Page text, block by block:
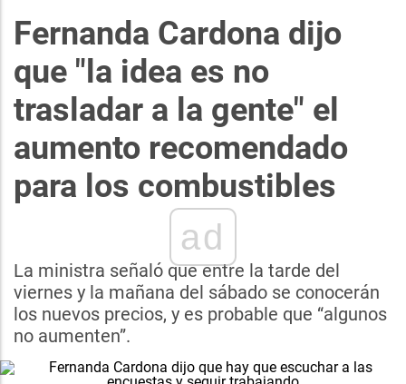
Fernanda Cardona dijo
que "la idea es no
trasladar a la gente" el
aumento recomendado
para los combustibles
ad
La ministra señaló que entre la tarde del
viernes y la mañana del sábado se conocerán
los nuevos precios, y es probable que “algunos
no aumenten”.